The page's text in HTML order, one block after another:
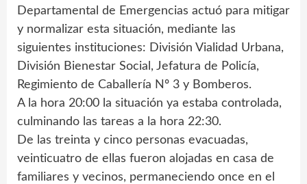
Departamental de Emergencias actuó para mitigar
y normalizar esta situación, mediante las
siguientes instituciones: División Vialidad Urbana,
División Bienestar Social, Jefatura de Policía,
Regimiento de Caballería Nº 3 y Bomberos.
A la hora 20:00 la situación ya estaba controlada,
culminando las tareas a la hora 22:30.
De las treinta y cinco personas evacuadas,
veinticuatro de ellas fueron alojadas en casa de
familiares y vecinos, permaneciendo once en el